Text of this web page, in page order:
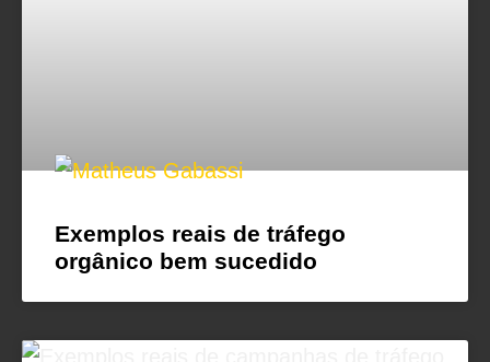
Exemplos reais de tráfego
orgânico bem sucedido